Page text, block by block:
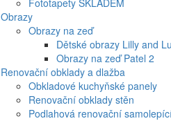
Fototapety SKLADEM
Obrazy
Obrazy na zeď
Dětské obrazy Lilly and
Obrazy na zeď Patel 2
Renovační obklady a dlažba
Obkladové kuchyňské panely
Renovační obklady stěn
Podlahová renovační